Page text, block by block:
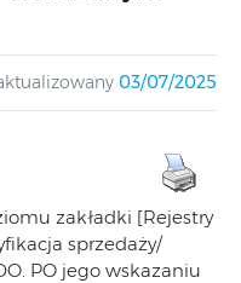
03/07/2025
zakładki [Rejestry
sprzedaży/
PO jego wskazaniu